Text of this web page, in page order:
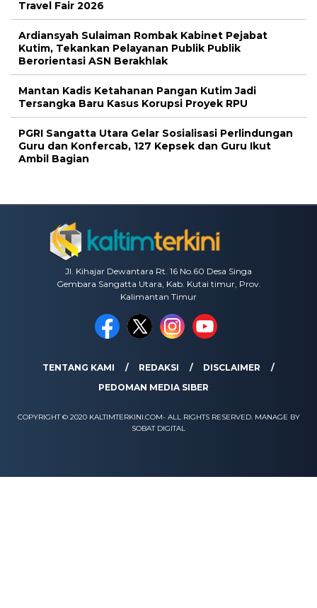
Travel Fair 2026
Ardiansyah Sulaiman Rombak Kabinet Pejabat
Kutim, Tekankan Pelayanan Publik Publik
Berorientasi ASN Berakhlak
Mantan Kadis Ketahanan Pangan Kutim Jadi
Tersangka Baru Kasus Korupsi Proyek RPU
PGRI Sangatta Utara Gelar Sosialisasi Perlindungan
Guru dan Konfercab, 127 Kepsek dan Guru Ikut
Ambil Bagian
Jl. Kihajar Dewantara Rt. 16 No.60 Desa Singa
Gembara Sangatta Utara, Kab. Kutai timur, Prov.
Kalimantan Timur
TENTANG KAMI REDAKSI
DISCLAIMER
PEDOMAN MEDIA SIBER
COPYRIGHT © 2020 KALTIMTERKINI.COM- ALL RIGHTS RESERVED. MANAGE BY
SOBAT DIGITAL